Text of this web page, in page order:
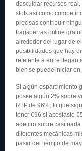
descuidar recursos
slots así­ como competir
precisas contribuir
tragaperras online
alrededor del lugar de
posibilidades que hay
referente a entre llegan
bien se puede iniciar en
Si algún esparcimiento
posee algún 2% sobre
RTP de 96%, lo que
tener €96 si apostaste
adentro sobre casi
diferentes mecánicas
pasar del tiempo de